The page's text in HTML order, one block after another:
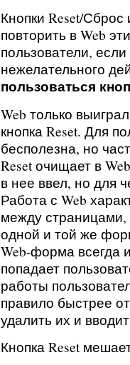
Кнопки Reset/
повторить в Web
пользователи,
нежелательного
пользоваться
Web только
кнопка Reset. Для
бесполезна, но
Reset очищает в
в нее ввел, но для
Работа с Web
между страницами,
одной и той же
Web-форма всегда
попадает
работы
правило быстрее
удалить их и
Кнопка Reset